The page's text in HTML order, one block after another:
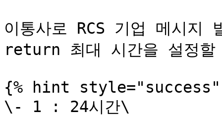
이통사로 RCS 기업 메시
return 최대 시간을 설정할
{% hint style="success"
\- 1 : 24시간\